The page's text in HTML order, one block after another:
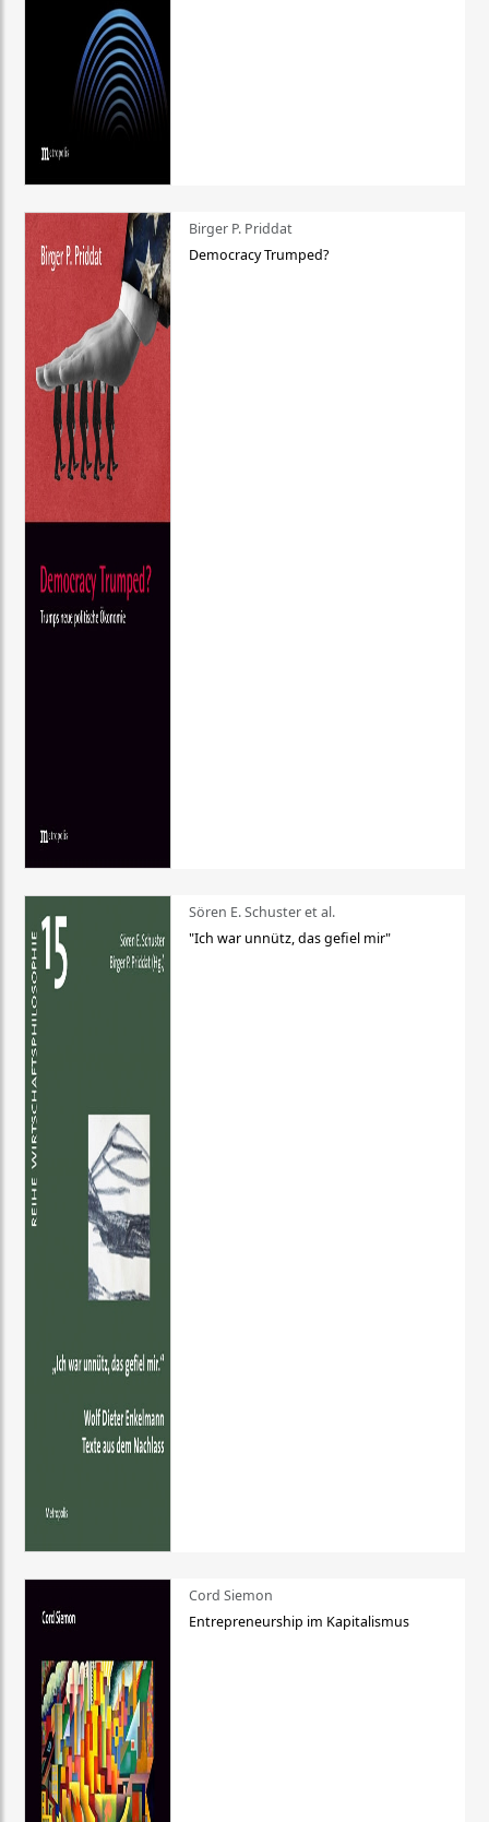
Birger P. Priddat
Democracy Trumped?
Sören E. Schuster et al.
"Ich war unnütz, das gefiel mir"
Cord Siemon
Entrepreneurship im Kapitalismus